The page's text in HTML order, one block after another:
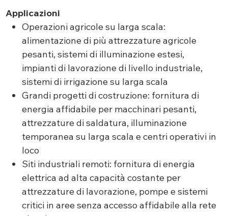
Applicazioni
Operazioni agricole su larga scala:
alimentazione di più attrezzature agricole
pesanti, sistemi di illuminazione estesi,
impianti di lavorazione di livello industriale,
sistemi di irrigazione su larga scala
Grandi progetti di costruzione: fornitura di
energia affidabile per macchinari pesanti,
attrezzature di saldatura, illuminazione
temporanea su larga scala e centri operativi in
loco
Siti industriali remoti: fornitura di energia
elettrica ad alta capacità costante per
attrezzature di lavorazione, pompe e sistemi
critici in aree senza accesso affidabile alla rete